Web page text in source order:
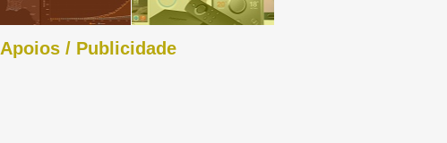
Apoios / Publicidade